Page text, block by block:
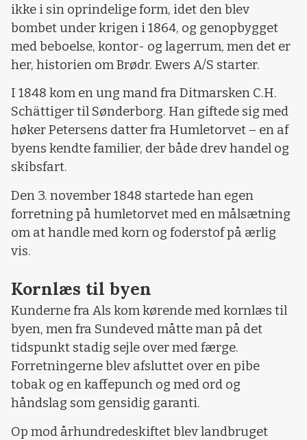
ikke i sin oprindelige form, idet den blev
bombet under krigen i 1864, og genopbygget
med beboelse, kontor- og lagerrum, men det er
her, historien om Brødr. Ewers A/S starter.
I 1848 kom en ung mand fra Ditmarsken C.H.
Schättiger til Sønderborg. Han giftede sig med
høker Petersens datter fra Humletorvet – en af
byens kendte familier, der både drev handel og
skibsfart.
Den 3. november 1848 startede han egen
forretning på humletorvet med en målsætning
om at handle med korn og foderstof på ærlig
vis.
Kornlæs til byen
Kunderne fra Als kom kørende med kornlæs til
byen, men fra Sundeved måtte man på det
tidspunkt stadig sejle over med færge.
Forretningerne blev afsluttet over en pibe
tobak og en kaffepunch og med ord og
håndslag som gensidig garanti.
Op mod århundredeskiftet blev landbruget